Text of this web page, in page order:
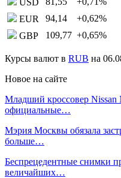
EUR
94,14 +0,62%
GBP
109,77 +0,65%
Курсы валют в RUB на
Новое на сайте
Младший кроссовер Nissan
официальные…
Мэрия Москвы обязала
больше…
Беспрецедентные снимки
величайших…